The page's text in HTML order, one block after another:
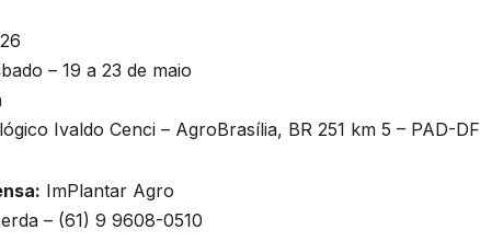
– 19 a 23 de maio
Ivaldo Cenci – AgroBrasília, BR 251 km 5 – PAD-DF
ImPlantar Agro
– (61) 9 9608-0510